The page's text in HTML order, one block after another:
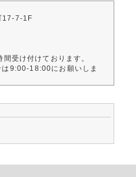
17-7-1F
受け付けております。
は9:00-18:00にお願いしま